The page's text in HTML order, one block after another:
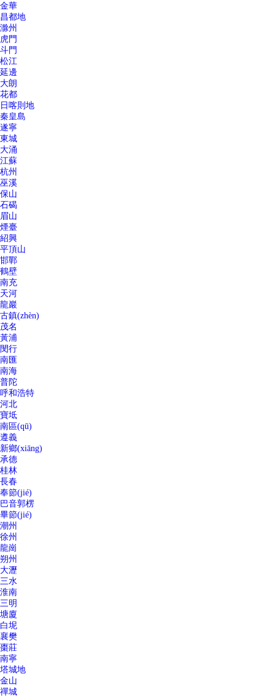
金華
昌都地
滁州
虎門
斗門
松江
延邊
大朗
花都
日喀則地
秦皇島
遂寧
東城
大涌
江蘇
杭州
巫溪
保山
石碣
眉山
煙臺
紹興
平頂山
邯鄲
鶴壁
南充
天河
龍巖
古鎮(zhèn)
茂名
黃浦
閔行
南匯
南海
普陀
呼和浩特
河北
寶坻
南區(qū)
遵義
新鄉(xiāng)
承德
桂林
長春
奉節(jié)
巴音郭楞
畢節(jié)
潮州
徐州
龍崗
朔州
大瀝
三水
淮南
三明
塘廈
白坭
襄樊
棗莊
南寧
塔城地
金山
禪城